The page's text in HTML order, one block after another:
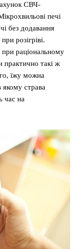
СВЧ-
печі
без додавання
розігріві.
при раціональному
практично такі ж
їжу можна
якому страва
час на